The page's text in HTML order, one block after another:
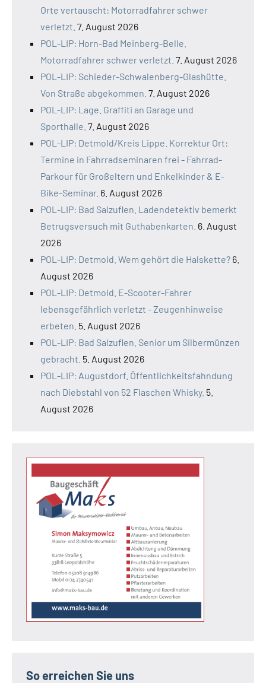
Orte vertauscht: Motorradfahrer schwer
verletzt. 7. August 2026
POL-LIP: Horn-Bad Meinberg-Belle.
Motorradfahrer schwer verletzt. 7. August 2026
POL-LIP: Schieder-Schwalenberg-Glashütte.
Von Straße abgekommen. 7. August 2026
POL-LIP: Lage. Graffiti an Garage und
Sporthalle. 7. August 2026
POL-LIP: Detmold/Kreis Lippe. Korrektur Ort:
Termine in Fahrradseminaren frei - Fahrrad-
Parkour für Großeltern und Enkelkinder & E-
Bike-Seminar. 6. August 2026
POL-LIP: Bad Salzuflen. Ladendetektiv bemerkt
Betrugsversuch mit Guthabenkarten. 6. August
2026
POL-LIP: Detmold. Wem gehört die Halskette? 6.
August 2026
POL-LIP: Detmold. E-Scooter-Fahrer
lebensgefährlich verletzt - Zeugenhinweise
erbeten. 5. August 2026
POL-LIP: Bad Salzuflen. Senior um Silbermünzen
gebracht. 5. August 2026
POL-LIP: Augustdorf. Öffentlichkeitsfahndung
nach Diebstahl von 52 Flaschen Whisky. 5.
August 2026
So erreichen Sie uns